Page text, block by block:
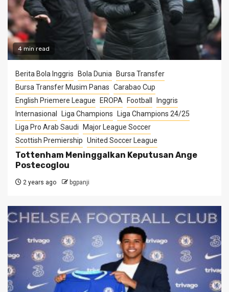
4 min read
Berita Bola Inggris Bola Dunia
Bursa Transfer
Bursa Transfer Musim Panas Carabao Cup
English Priemere League
EROPA Football
Inggris
Internasional
Liga Champions
Liga Champions 24/25
Liga Pro Arab Saudi
Major League Soccer
Scottish Premiership United Soccer League
Tottenham Meninggalkan Keputusan Ange
Postecoglou
2 years ago bgpanji